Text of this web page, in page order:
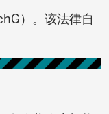
）。该法律自